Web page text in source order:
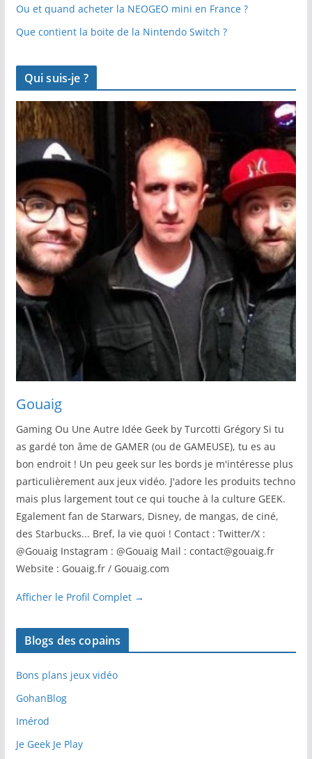
Ou et quand acheter la NEOGEO mini en France ?
Que contient la boite de la Nintendo Switch ?
Qui suis-je ?
Gouaig
Gaming Ou Une Autre Idée Geek by Turcotti Grégory Si tu
as gardé ton âme de GAMER (ou de GAMEUSE), tu es au
bon endroit ! Un peu geek sur les bords je m'intéresse plus
particulièrement aux jeux vidéo. J'adore les produits techno
mais plus largement tout ce qui touche à la culture GEEK.
Egalement fan de Starwars, Disney, de mangas, de ciné,
des Starbucks... Bref, la vie quoi ! Contact : Twitter/X :
@Gouaig Instagram : @Gouaig Mail : contact@gouaig.fr
Website : Gouaig.fr / Gouaig.com
Afficher le Profil Complet →
Blogs des copains
Bons plans jeux vidéo
GohanBlog
Imérod
Je Geek Je Play